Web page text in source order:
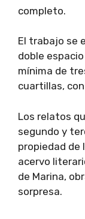
completo.
El trabajo se
doble
mínima de
cuartillas,
Los relatos
segundo y
propiedad de
acervo
de Marina,
sorpresa.